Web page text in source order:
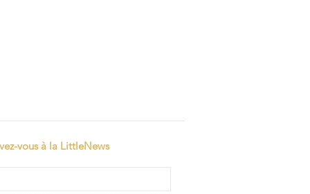
vous à la LittleNews